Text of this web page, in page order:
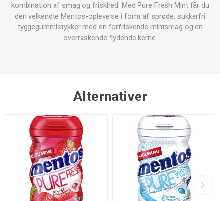
kombination af smag og friskhed. Med Pure Fresh Mint får du
den velkendte Mentos-oplevelse i form af sprøde, sukkerfri
tyggegummistykker med en forfriskende mintsmag og en
overraskende flydende kerne.
Alternativer